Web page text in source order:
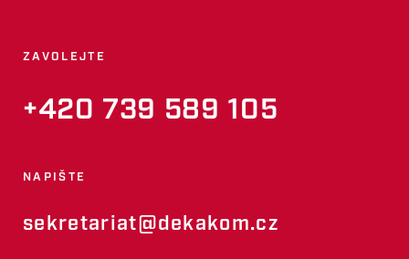
ZAVOLEJTE
+420 739 589 105
NAPIŠTE
sekretariat@dekakom.cz